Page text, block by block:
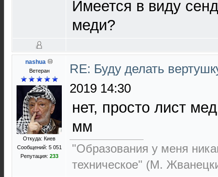
Имеется в виду
меди?
nashua
Ветеран
Откуда: Киев
Сообщений: 5 051
Репутация: 233
RE: Буду делать
2019 14:30
нет, просто лист
мм
"Образования у меня
техническое" (М.